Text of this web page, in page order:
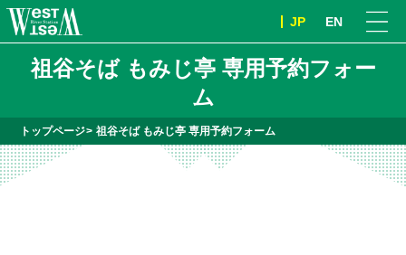
JP EN
祖谷そば もみじ亭 専用予約フォー
ム
トップページ 祖谷そば もみじ亭 専用予約フォーム